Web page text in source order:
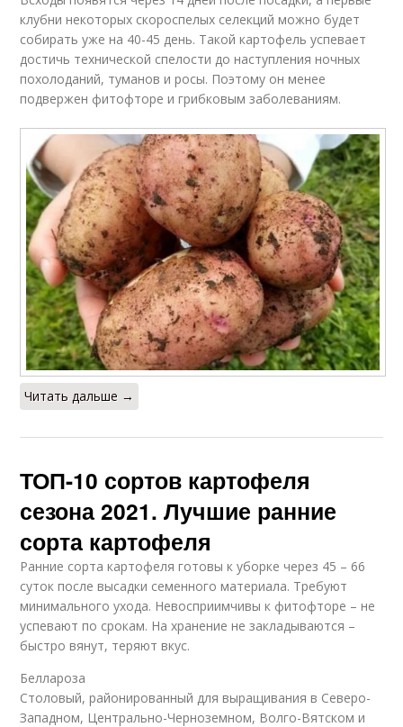
клубни некоторых скороспелых селекций можно будет
собирать уже на 40-45 день. Такой картофель успевает
достичь технической спелости до наступления ночных
похолоданий, туманов и росы. Поэтому он менее
подвержен фитофторе и грибковым заболеваниям.
Читать дальше →
ТОП-10 сортов картофеля
сезона 2021. Лучшие ранние
сорта картофеля
Ранние сорта картофеля готовы к уборке через 45 – 66
суток после высадки семенного материала. Требуют
минимального ухода. Невосприимчивы к фитофторе – не
успевают по срокам. На хранение не закладываются –
быстро вянут, теряют вкус.
Беллароза
Столовый, районированный для выращивания в Северо-
Западном, Центрально-Черноземном, Волго-Вятском и